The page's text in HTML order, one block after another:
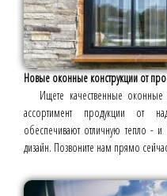
Новые оконные конструкции от
Ищете качественные
ассортимент продукции от
обеспечивают отличную тепло -
дизайн. Позвоните нам прямо